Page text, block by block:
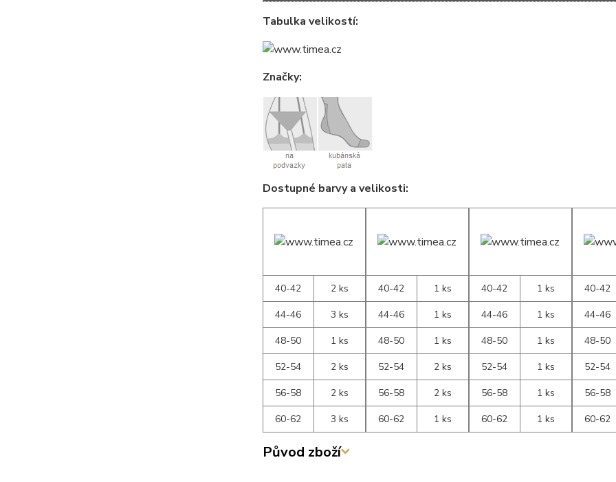
Tabulka velikostí:
Značky:
Dostupné barvy a velikosti:
40-42
2 ks
44-46
3 ks
48-50
1 ks
52-54
2 ks
56-58
2 ks
60-62
3 ks
40-42
1 ks
44-46
1 ks
48-50
1 ks
52-54
2 ks
56-58
2 ks
60-62
1 ks
40-42
1 ks
44-46
1 ks
48-50
1 ks
52-54
1 ks
56-58
1 ks
60-62
1 ks
40-42
44-46
48-50
52-54
56-58
60-62
Původ zboží